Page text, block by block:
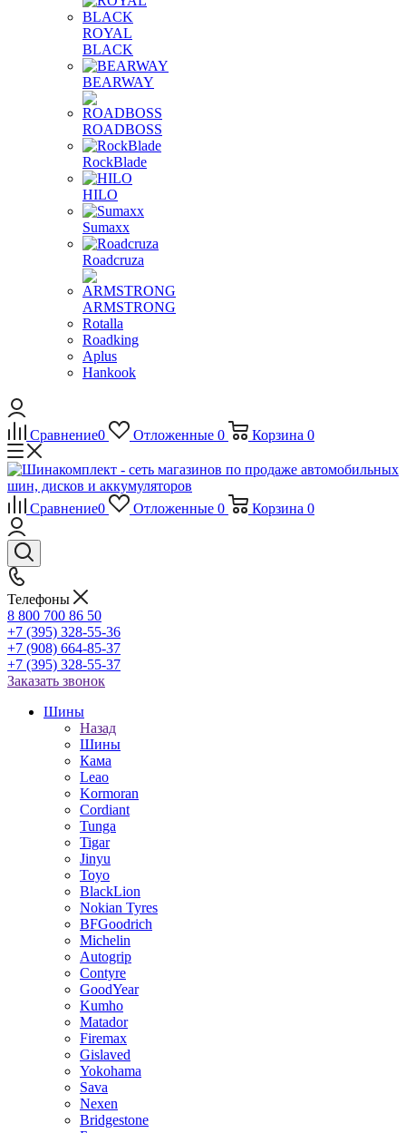
ROYAL
BLACK
BEARWAY
ROADBOSS
RockBlade
HILO
Sumaxx
Roadcruza
ARMSTRONG
Rotalla
Roadking
Aplus
Hankook
Сравнение0 Отложенные 0 Корзина 0
Сравнение0 Отложенные 0 Корзина 0
Телефоны
8 800 700 86 50
+7 (395) 328-55-36
+7 (908) 664-85-37
+7 (395) 328-55-37
Заказать звонок
Шины
Назад
Шины
Кама
Leao
Kormoran
Cordiant
Tunga
Tigar
Jinyu
Toyo
BlackLion
Nokian Tyres
BFGoodrich
Michelin
Autogrip
Contyre
GoodYear
Kumho
Matador
Firemax
Gislaved
Yokohama
Sava
Nexen
Bridgestone